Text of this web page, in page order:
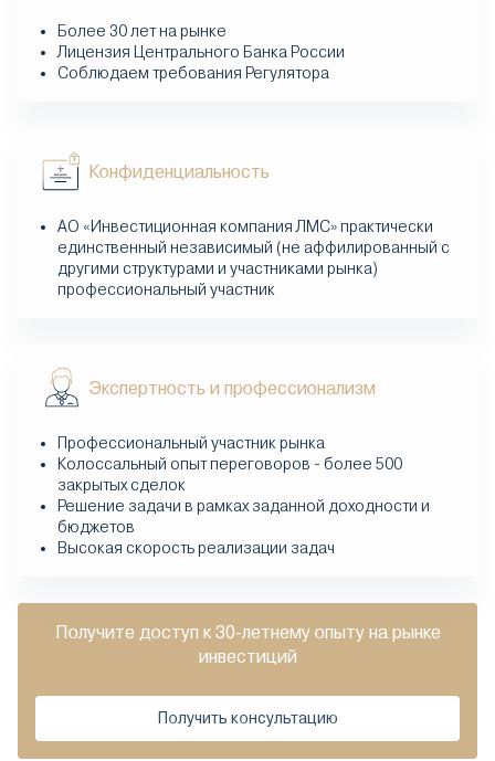
Более 30 лет на рынке
Лицензия Центрального Банка России
Соблюдаем требования Регулятора
Конфиденциальность
АО «Инвестиционная компания ЛМС» практически
единственный независимый (не аффилированный с
другими структурами и участниками рынка)
профессиональный участник
Экспертность и профессионализм
Профессиональный участник рынка
Колоссальный опыт переговоров - более 500
закрытых сделок
Решение задачи в рамках заданной доходности и
бюджетов
Высокая скорость реализации задач
Получите доступ к 30-летнему опыту на рынке
инвестиций
Получить консультацию